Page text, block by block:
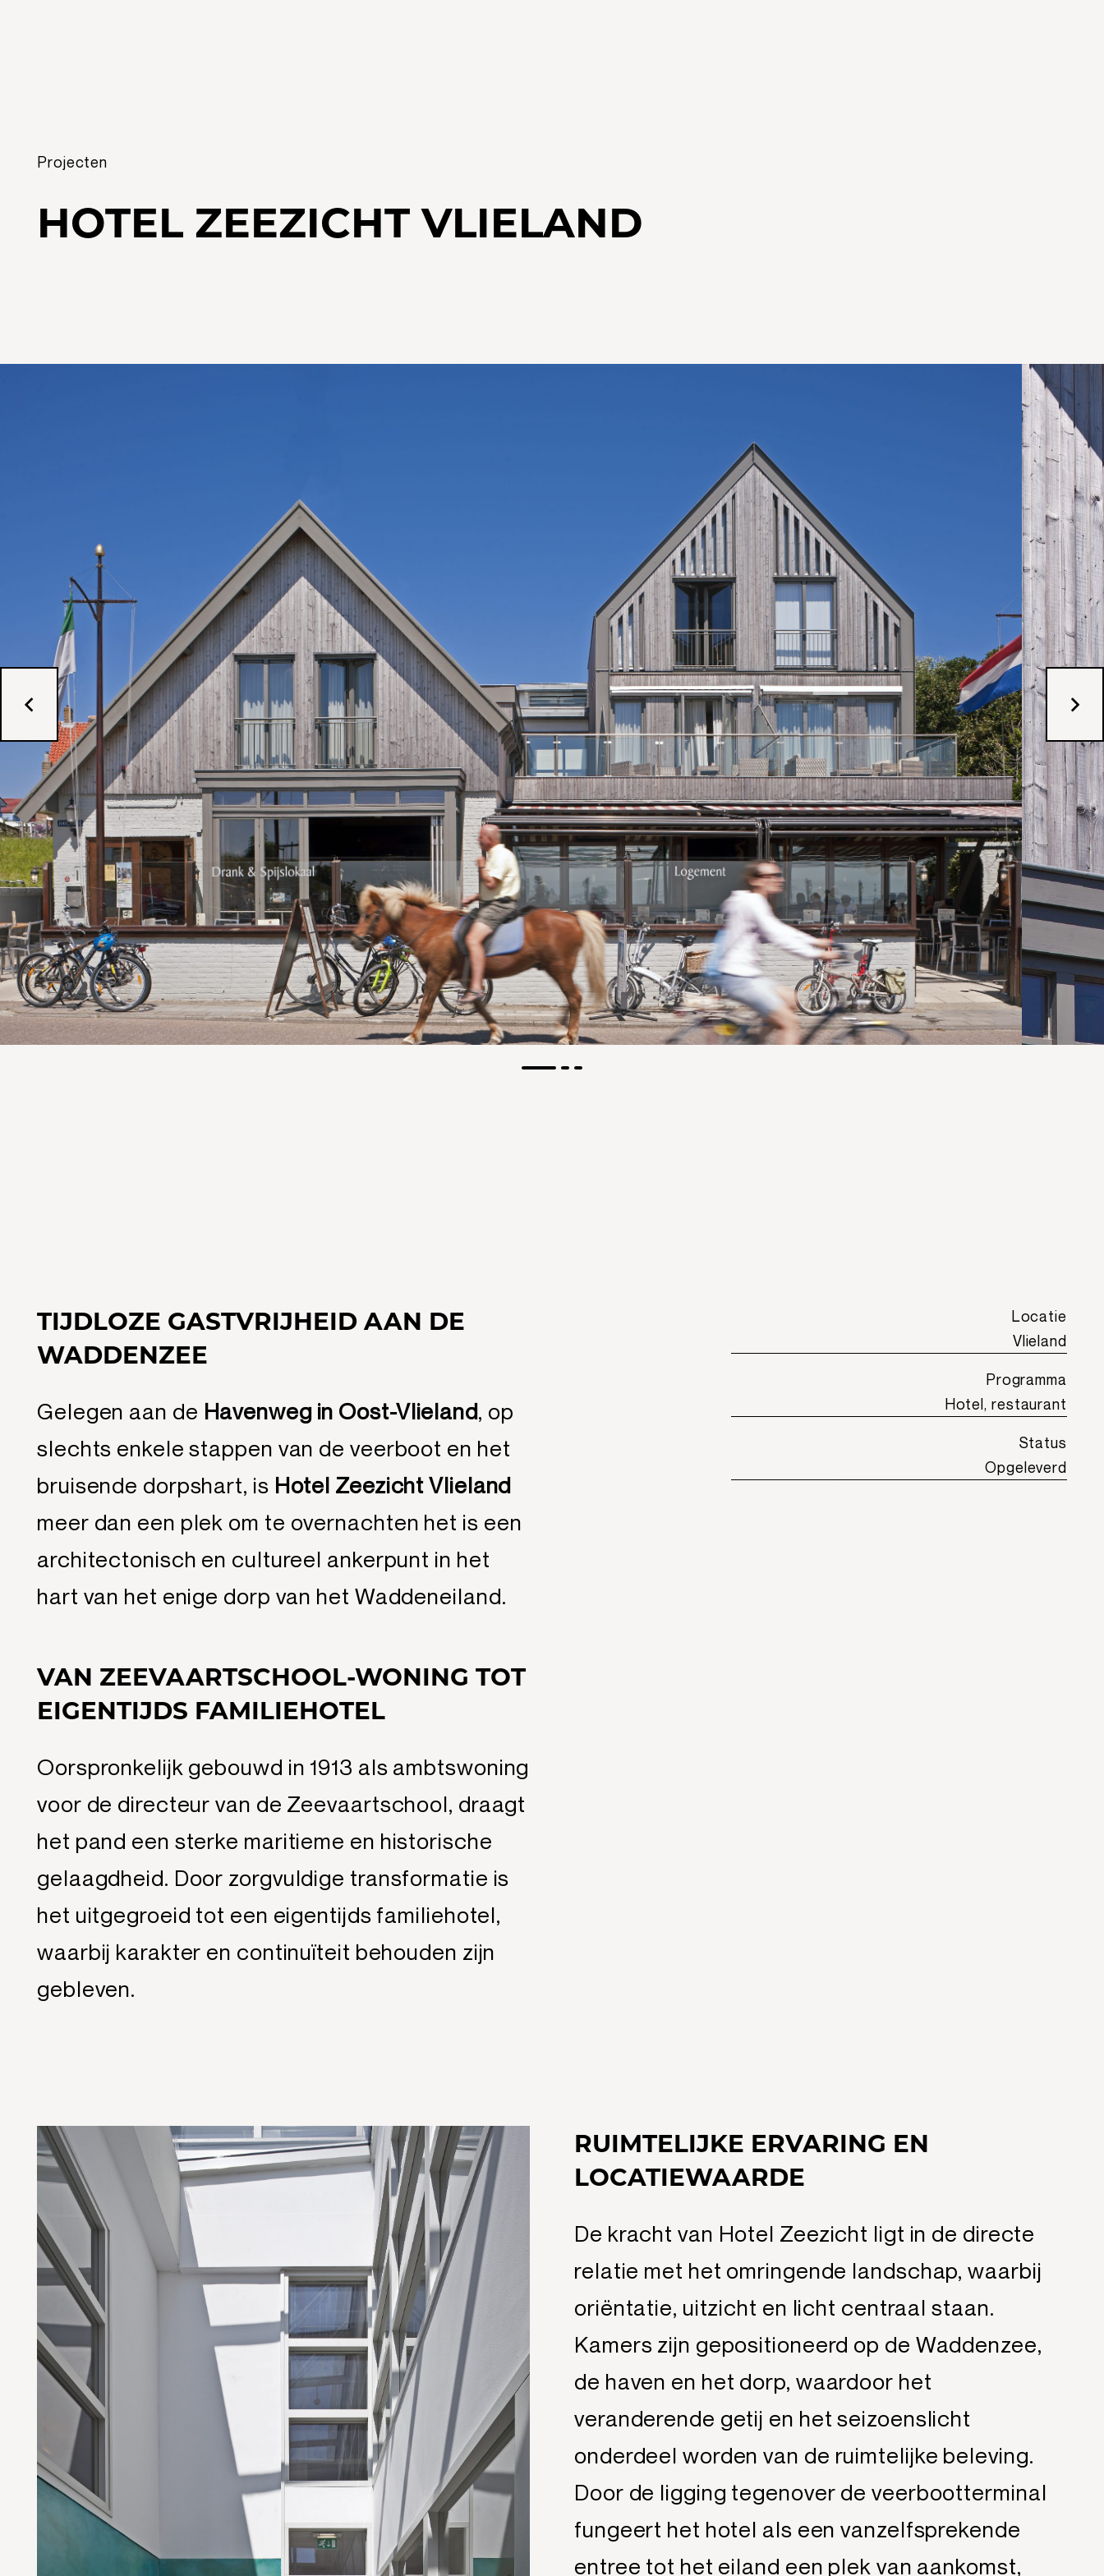
Projecten
HOTEL ZEEZICHT VLIELAND
TIJDLOZE GASTVRIJHEID AAN DE
WADDENZEE
Gelegen aan de Havenweg in Oost-Vlieland, op
slechts enkele stappen van de veerboot en het
bruisende dorpshart, is Hotel Zeezicht Vlieland
meer dan een plek om te overnachten het is een
architectonisch en cultureel ankerpunt in het
hart van het enige dorp van het Waddeneiland.
VAN ZEEVAARTSCHOOL-WONING TOT
EIGENTIJDS FAMILIEHOTEL
Oorspronkelijk gebouwd in 1913 als ambtswoning
voor de directeur van de Zeevaartschool, draagt
het pand een sterke maritieme en historische
gelaagdheid. Door zorgvuldige transformatie is
het uitgegroeid tot een eigentijds familiehotel,
waarbij karakter en continuïteit behouden zijn
gebleven.
Locatie
Vlieland
Programma
Hotel, restaurant
Status
Opgeleverd
RUIMTELIJKE ERVARING EN
LOCATIEWAARDE
De kracht van Hotel Zeezicht ligt in de directe
relatie met het omringende landschap, waarbij
oriëntatie, uitzicht en licht centraal staan.
Kamers zijn gepositioneerd op de Waddenzee,
de haven en het dorp, waardoor het
veranderende getij en het seizoenslicht
onderdeel worden van de ruimtelijke beleving.
Door de ligging tegenover de veerbootterminal
fungeert het hotel als een vanzelfsprekende
entree tot het eiland een plek van aankomst,